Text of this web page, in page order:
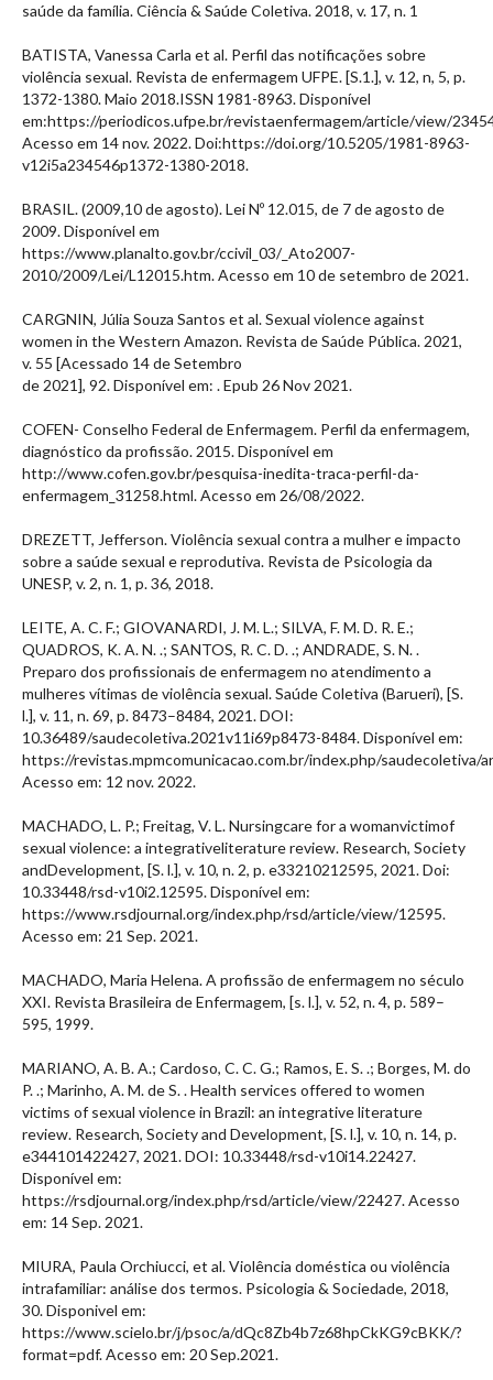
saúde da família. Ciência & Saúde Coletiva. 2018, v. 17, n. 1
BATISTA, Vanessa Carla et al. Perfil das notificações sobre
violência sexual. Revista de enfermagem UFPE. [S.1.], v. 12, n, 5, p.
1372-1380. Maio 2018.ISSN 1981-8963. Disponível
em:https://periodicos.ufpe.br/revistaenfermagem/article/view/
Acesso em 14 nov. 2022. Doi:https://doi.org/10.5205/1981-8963-
v12i5a234546p1372-1380-2018.
BRASIL. (2009,10 de agosto). Lei Nº 12.015, de 7 de agosto de
2009. Disponível em
https://www.planalto.gov.br/ccivil_03/_Ato2007-
2010/2009/Lei/L12015.htm. Acesso em 10 de setembro de 2021.
CARGNIN, Júlia Souza Santos et al. Sexual violence against
women in the Western Amazon. Revista de Saúde Pública. 2021,
v. 55 [Acessado 14 de Setembro
de 2021], 92. Disponível em: . Epub 26 Nov 2021.
COFEN- Conselho Federal de Enfermagem. Perfil da enfermagem,
diagnóstico da profissão. 2015. Disponível em
http://www.cofen.gov.br/pesquisa-inedita-traca-perfil-da-
enfermagem_31258.html. Acesso em 26/08/2022.
DREZETT, Jefferson. Violência sexual contra a mulher e impacto
sobre a saúde sexual e reprodutiva. Revista de Psicologia da
UNESP, v. 2, n. 1, p. 36, 2018.
LEITE, A. C. F.; GIOVANARDI, J. M. L.; SILVA, F. M. D. R. E.;
QUADROS, K. A. N. .; SANTOS, R. C. D. .; ANDRADE, S. N. .
Preparo dos profissionais de enfermagem no atendimento a
mulheres vítimas de violência sexual. Saúde Coletiva (Barueri), [S.
l.], v. 11, n. 69, p. 8473–8484, 2021. DOI:
10.36489/saudecoletiva.2021v11i69p8473-8484. Disponível em:
https://revistas.mpmcomunicacao.com.br/index.php/saudecoletiva/
Acesso em: 12 nov. 2022.
MACHADO, L. P.; Freitag, V. L. Nursingcare for a womanvictimof
sexual violence: a integrativeliterature review. Research, Society
andDevelopment, [S. l.], v. 10, n. 2, p. e33210212595, 2021. Doi:
10.33448/rsd-v10i2.12595. Disponível em:
https://www.rsdjournal.org/index.php/rsd/article/view/12595.
Acesso em: 21 Sep. 2021.
MACHADO, Maria Helena. A profissão de enfermagem no século
XXI. Revista Brasileira de Enfermagem, [s. l.], v. 52, n. 4, p. 589–
595, 1999.
MARIANO, A. B. A.; Cardoso, C. C. G.; Ramos, E. S. .; Borges, M. do
P. .; Marinho, A. M. de S. . Health services offered to women
victims of sexual violence in Brazil: an integrative literature
review. Research, Society and Development, [S. l.], v. 10, n. 14, p.
e344101422427, 2021. DOI: 10.33448/rsd-v10i14.22427.
Disponível em:
https://rsdjournal.org/index.php/rsd/article/view/22427. Acesso
em: 14 Sep. 2021.
MIURA, Paula Orchiucci, et al. Violência doméstica ou violência
intrafamiliar: análise dos termos. Psicologia & Sociedade, 2018,
30. Disponivel em:
https://www.scielo.br/j/psoc/a/dQc8Zb4b7z68hpCkKG9cBKK/?
format=pdf. Acesso em: 20 Sep.2021.